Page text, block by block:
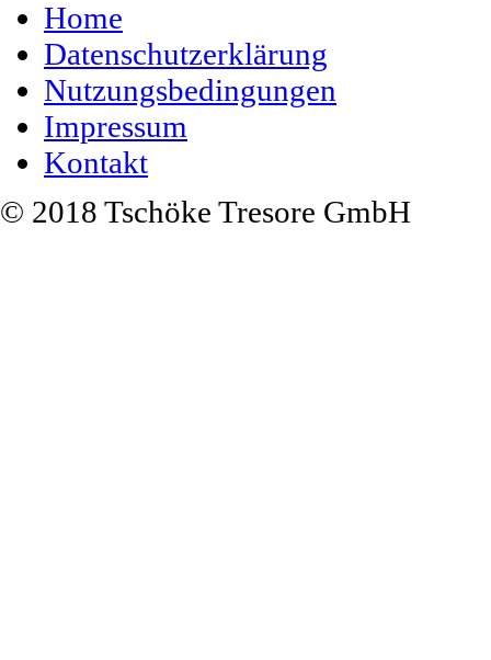
Home
Datenschutzerklärung
Nutzungsbedingungen
Impressum
Kontakt
© 2018 Tschöke Tresore GmbH